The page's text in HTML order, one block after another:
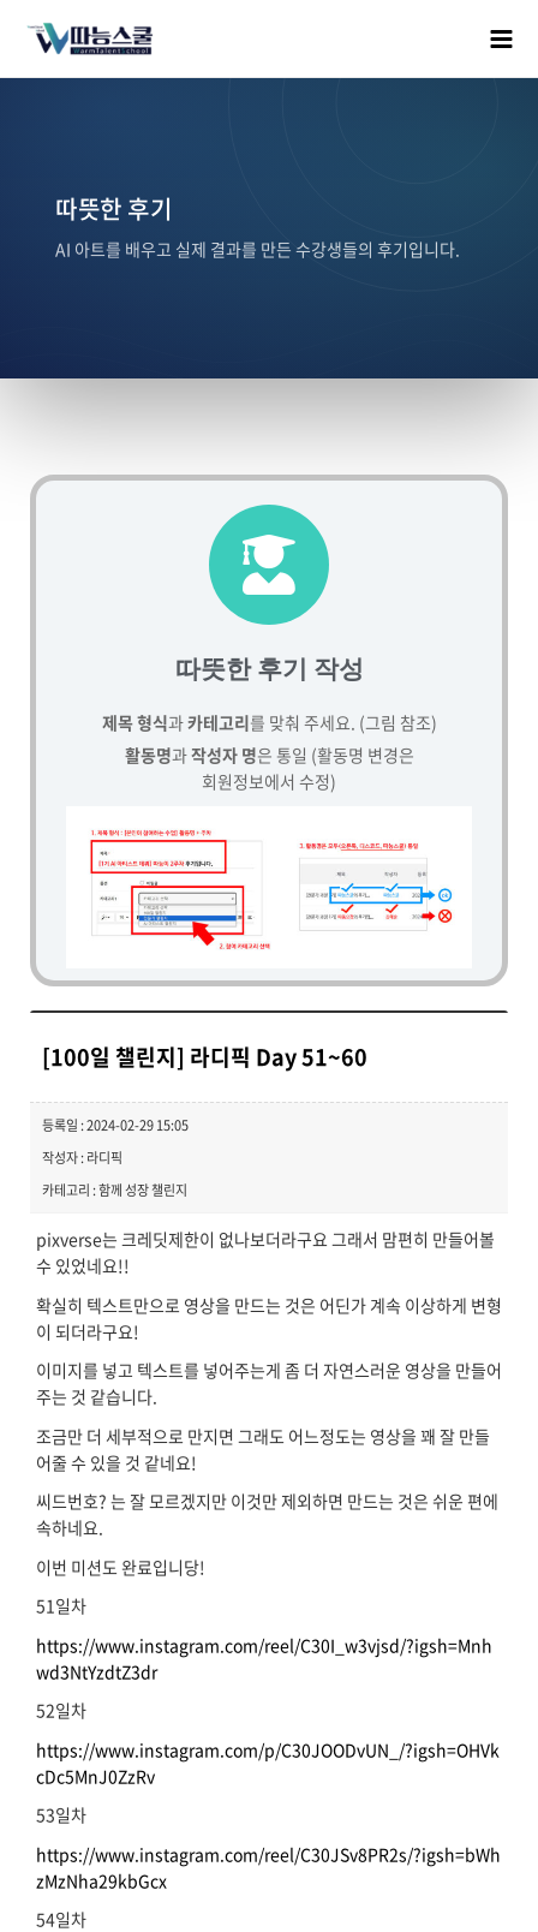
따뜻한 후기
AI 아트를 배우고 실제 결과를 만든 수강생들의 후기입니다.
따뜻한 후기 작성
제목 형식과카테고리를 맞춰 주세요. (그림 참조)
활동명과작성자 명은 통일 (활동명 변경은
회원정보에서 수정)
[100일 챌린지] 라디픽 Day 51~60
등록일 : 2024-02-29 15:05
작성자 : 라디픽
카테고리 : 함께 성장 챌린지
pixverse는 크레딧제한이 없나보더라구요 그래서 맘편히 만들어볼
수 있었네요!!
확실히 텍스트만으로 영상을 만드는 것은 어딘가 계속 이상하게 변형
이 되더라구요!
이미지를 넣고 텍스트를 넣어주는게 좀 더 자연스러운 영상을 만들어
주는 것 같습니다.
조금만 더 세부적으로 만지면 그래도 어느정도는 영상을 꽤 잘 만들
어줄 수 있을 것 같네요!
씨드번호? 는 잘 모르겠지만 이것만 제외하면 만드는 것은 쉬운 편에
속하네요.
이번 미션도 완료입니당!
51일차
https://www.instagram.com/reel/C30I_w3vjsd/?igsh=Mnh
wd3NtYzdtZ3dr
52일차
https://www.instagram.com/p/C30JOODvUN_/?igsh=OHVk
cDc5MnJ0ZzRv
53일차
https://www.instagram.com/reel/C30JSv8PR2s/?igsh=bWh
zMzNha29kbGcx
54일차